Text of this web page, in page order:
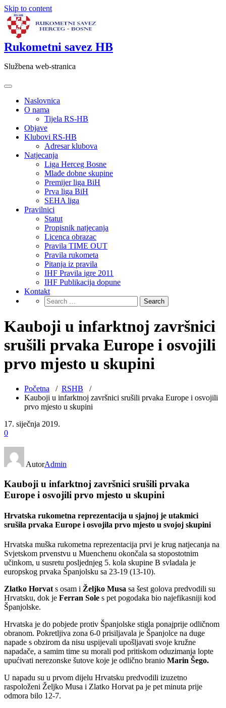
Skip to content
Rukometni savez HB
Službena web-stranica
Naslovnica
O nama
Tijela RS-HB
Objave
Klubovi RS-HB
Adresar klubova
Natjecanja
Liga Herceg Bosne
Mlađe dobne skupine
Premijer liga BiH
Prva liga BiH
SEHA liga
Pravilnici
Statut
Propisnik natjecanja
Licenca obrazac
Pravila TIME OUT
Pravila rukometa
Pitanja iz pravila
IHF Pravila igre 2011
IHF Publikacija dopune
Kontakt
Kauboji u infarktnoj završnici
srušili prvaka Europe i osvojili
prvo mjesto u skupini
Početna / RSHB /
Kauboji u infarktnoj završnici srušili prvaka Europe i osvojili
prvo mjesto u skupini
17. siječnja 2019.
0
AutorAdmin
Kauboji u infarktnoj završnici srušili prvaka
Europe i osvojili prvo mjesto u skupini
Hrvatska rukometna reprezentacija u sjajnoj je utakmici
srušila prvaka Europe i osvojila prvo mjesto u svojoj skupini
Hrvatska muška rukometna reprezentacija prvi je krug natjecanja na
Svjetskom prvenstvu u Muenchenu okončala sa stopostotnim
učinkom, u susretu posljednjeg 5. kola skupine B svladala je
europskog prvaka Španjolsku sa 23-19 (13-10).
Zlatko Horvat s osam i Željko Musa sa šest golova predvodili su
Hrvatsku, dok je Ferran Sole s pet pogodaka bio najefikasniji kod
Španjolske.
Hrvatska je do pobjede protiv Španjolske stigla ponajprije odličnom
obranom. Pokretljiva zona 6-0 prisiljavala je Španjolce na duge
napade s obzirom da nisu uspijevali upošljavati svoje kružne
napadače, a samim time su morali pod pritiskom oduzimanja lopte
upućivati nerezonske šutove koje je odlično branio Marin Šego.
U napadu su u prvom dijelu Hrvatsku predvodili izuzetno
raspoloženi Željko Musa i Zlatko Horvat pa je pet minuta prije
odmora bilo 12-7.